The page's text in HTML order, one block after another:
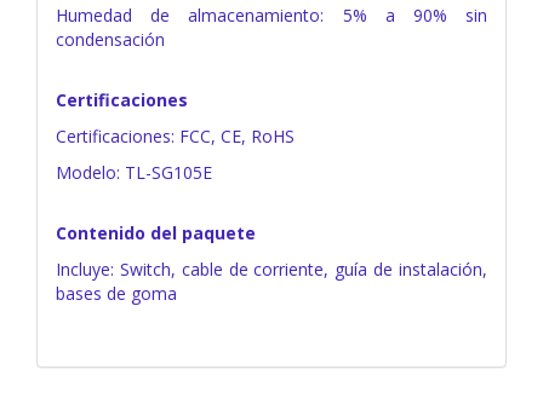
Humedad de almacenamiento: 5% a 90% sin
condensación
Certificaciones
Certificaciones: FCC, CE, RoHS
Modelo: TL-SG105E
Contenido del paquete
Incluye: Switch, cable de corriente, guía de instalación,
bases de goma